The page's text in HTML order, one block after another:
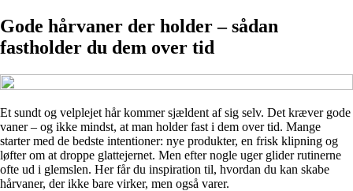
Gode hårvaner der holder – sådan
fastholder du dem over tid
Et sundt og velplejet hår kommer sjældent af sig selv. Det kræver gode
vaner – og ikke mindst, at man holder fast i dem over tid. Mange
starter med de bedste intentioner: nye produkter, en frisk klipning og
løfter om at droppe glattejernet. Men efter nogle uger glider rutinerne
ofte ud i glemslen. Her får du inspiration til, hvordan du kan skabe
hårvaner, der ikke bare virker, men også varer.